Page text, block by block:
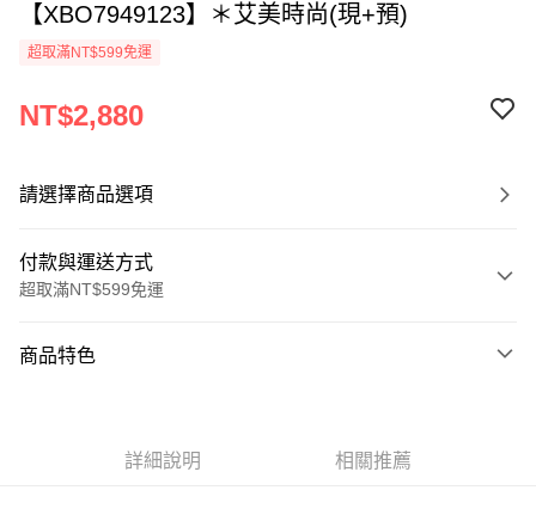
【XBO7949123】＊艾美時尚(現+預)
超取滿NT$599免運
NT$2,880
請選擇商品選項
付款與運送方式
超取滿NT$599免運
信用卡一次付款
商品特色
詳細說明 相關推薦